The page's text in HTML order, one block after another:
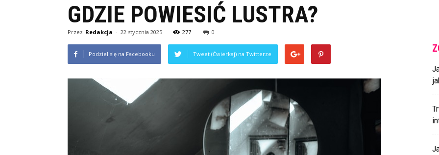
GDZIE POWIESIĆ LUSTRA?
Przez Redakcja - 22 stycznia 2025 277 0
Podziel się na Facebooku Tweet (Ćwierkaj) na Twitterze